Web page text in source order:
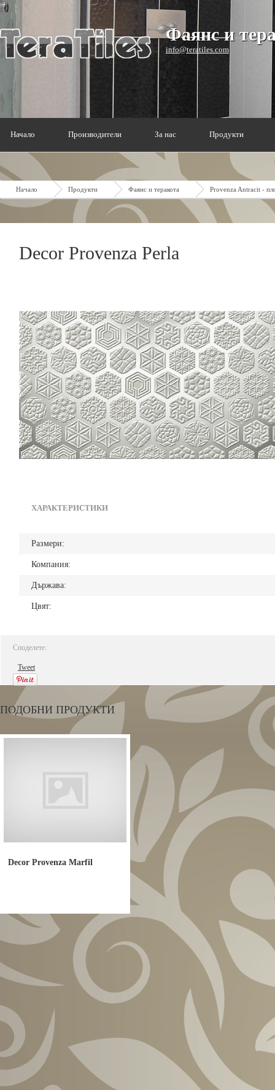
Фаянс и
info@teratiles.com
Начало Производители За нас Продукти
Начало Продукти Фаянс и теракота Provenza Antracit -
Decor Provenza Perla
ХАРАКТЕРИСТИКИ
Размери:
Компания:
Държава:
Цвят:
Споделете:
Tweet
ПОДОБНИ ПРОДУКТИ
Decor Provenza Marfil